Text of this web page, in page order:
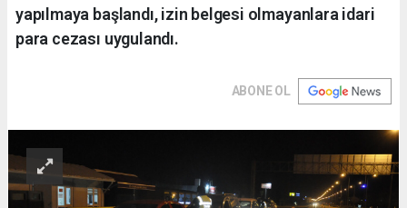
yapılmaya başlandı, izin belgesi olmayanlara idari
para cezası uygulandı.
ABONE OL